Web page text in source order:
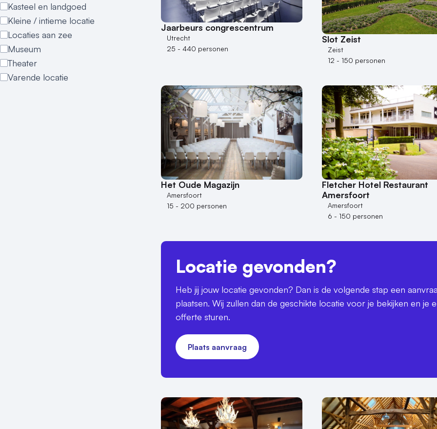
Kasteel en landgoed
Kleine / intieme locatie
Locaties aan zee
Museum
Theater
Varende locatie
Jaarbeurs congrescentrum
Utrecht
25 - 440 personen
Slot Zeist
Zeist
12 - 150 personen
Het Oude Magazijn
Amersfoort
15 - 200 personen
Fletcher Hotel Restaurant
Amersfoort
Amersfoort
6 - 150 personen
Locatie gevonden?
Heb jij jouw locatie gevonden? Dan is de volgende stap een
plaatsen. Wij zullen dan de geschikte locatie voor je bekijken en je
offerte sturen.
Plaats aanvraag